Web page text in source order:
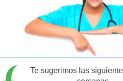
Te sugerimos las